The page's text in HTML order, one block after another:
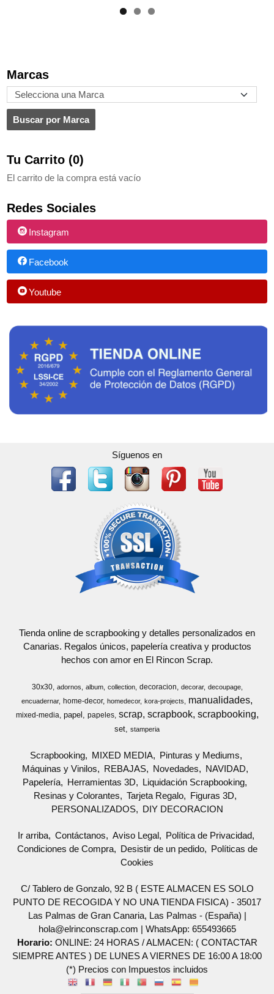
Marcas
Tu Carrito (0)
El carrito de la compra está vacío
Redes Sociales
Instagram
Facebook
Youtube
Síguenos en
Tienda online de scrapbooking y detalles personalizados en
Canarias. Regalos únicos, papelería creativa y productos
hechos con amor en El Rincon Scrap.
30x30 adornos album collection decoracion decorar
decoupage
encuadernar
home-decor homedecor kora-projects manualidades
mixed-media papel papeles scrap scrapbook scrapbooking
set stamperia
Scrapbooking MIXED MEDIA
Pinturas y Mediums
Máquinas y Vinilos
REBAJAS Novedades
NAVIDAD
Papelería
Herramientas 3D
Liquidación Scrapbooking
Resinas y Colorantes
Tarjeta Regalo
Figuras 3D
PERSONALIZADOS
DIY DECORACION
Ir arriba Contáctanos Aviso Legal
Política de Privacidad
Condiciones de Compra
Desistir de un pedido
Políticas de
Cookies
C/ Tablero de Gonzalo, 92 B ( ESTE ALMACEN ES SOLO
PUNTO DE RECOGIDA Y NO UNA TIENDA FISICA) - 35017
Las Palmas de Gran Canaria, Las Palmas - (España) |
hola@elrinconscrap.com | WhatsApp: 655493665
Horario: ONLINE: 24 HORAS / ALMACEN: ( CONTACTAR
SIEMPRE ANTES ) DE LUNES A VIERNES DE 16:00 A 18:00
(*) Precios con Impuestos incluidos